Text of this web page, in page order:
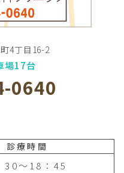
4丁目16-2
場17台
0640
診療時間
30〜18：45